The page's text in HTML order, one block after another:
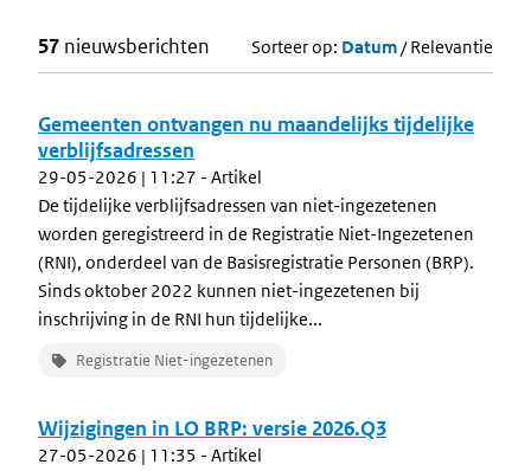
57 nieuwsberichten Sorteer op: Datum / Relevantie
Gemeenten ontvangen nu maandelijks tijdelijke
verblijfsadressen
29-05-2026 | 11:27 - Artikel
De tijdelijke verblijfsadressen van niet-ingezetenen
worden geregistreerd in de Registratie Niet-Ingezetenen
(RNI), onderdeel van de Basisregistratie Personen (BRP).
Sinds oktober 2022 kunnen niet-ingezetenen bij
inschrijving in de RNI hun tijdelijke...
Registratie Niet-ingezetenen
Wijzigingen in LO BRP: versie 2026.Q3
27-05-2026 | 11:35 - Artikel